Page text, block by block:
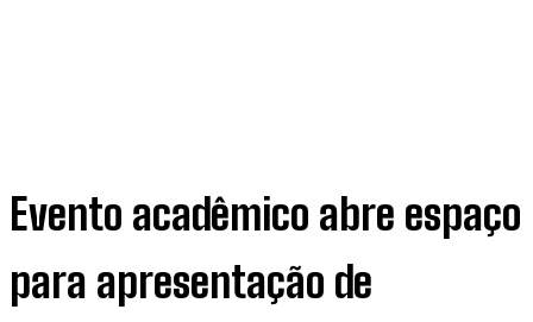
Evento acadêmico abre espaço
para apresentação de